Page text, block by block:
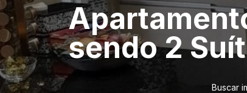
sendo 2
Buscar